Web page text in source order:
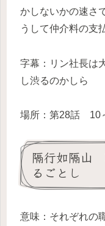
かしないかの速さ
うして仲介料の支
字幕：リン社長は
し渋るのかしら
場所：第28話 10
隔行如隔山
るごとし
意味：それぞれの